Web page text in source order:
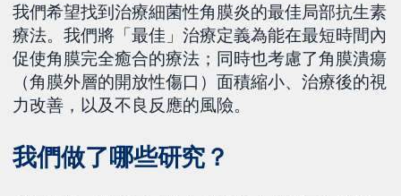
我們希望找到治療細菌性角膜炎的最佳局部抗生素
療法。我們將「最佳」治療定義為能在最短時間內
促使角膜完全癒合的療法；同時也考慮了角膜潰瘍
（角膜外層的開放性傷口）面積縮小、治療後的視
力改善，以及不良反應的風險。
我們做了哪些研究？